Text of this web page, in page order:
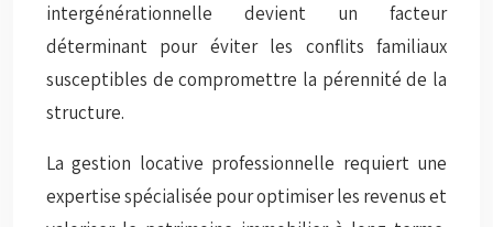
intergénérationnelle devient un facteur
déterminant pour éviter les conflits familiaux
susceptibles de compromettre la pérennité de la
structure.
La gestion locative professionnelle requiert une
expertise spécialisée pour optimiser les revenus et